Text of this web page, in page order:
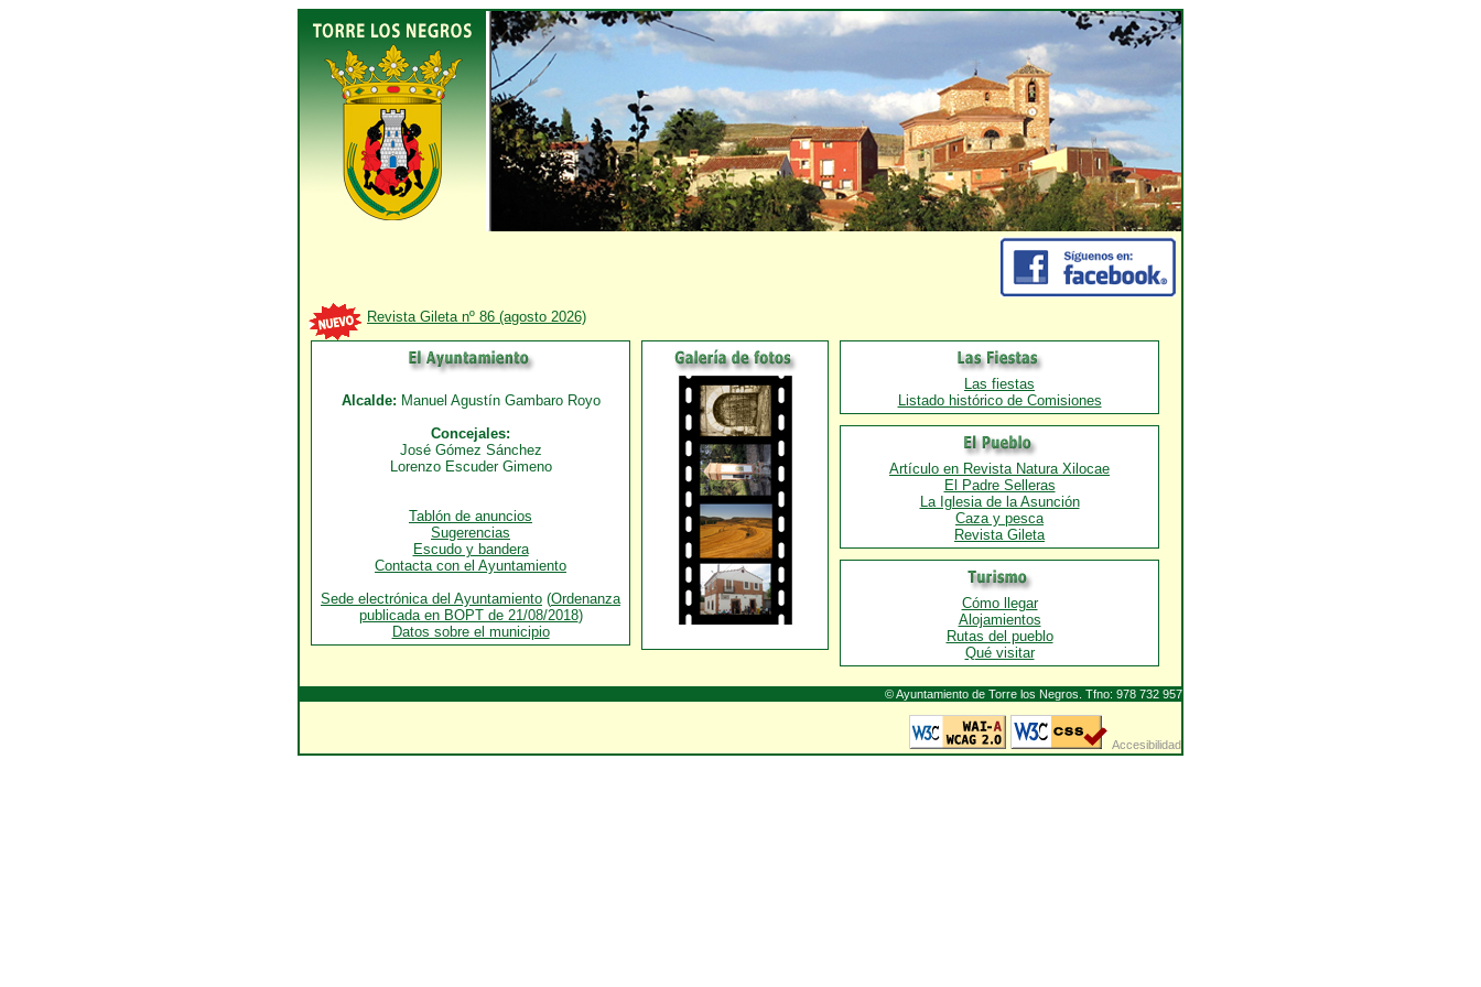
Revista Gileta nº 86 (agosto 2026)
Alcalde: Manuel Agustín Gambaro Royo
Concejales:
José Gómez Sánchez
Lorenzo Escuder Gimeno
Tablón de anuncios
Sugerencias
Escudo y bandera
Contacta con el Ayuntamiento
Sede electrónica del Ayuntamiento (Ordenanza
publicada en BOPT de 21/08/2018)
Datos sobre el municipio
Las fiestas
Listado histórico de Comisiones
Artículo en Revista Natura Xilocae
El Padre Selleras
La Iglesia de la Asunción
Caza y pesca
Revista Gileta
Cómo llegar
Alojamientos
Rutas del pueblo
Qué visitar
© Ayuntamiento de Torre los Negros. Tfno: 978 732 957
Accesibilidad